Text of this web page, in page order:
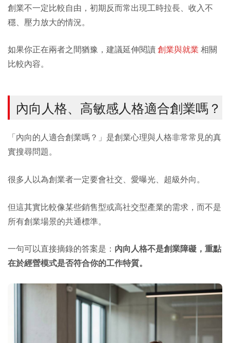
創業不一定比較自由，初期反而常出現工時拉長、收入不
穩、壓力放大的情況。
如果你正在兩者之間猶豫，建議延伸閱讀創業與就業 相關
比較內容。
內向人格、高敏感人格適合創業嗎？
「內向的人適合創業嗎？」是創業心理與人格非常常見的真
實搜尋問題。
很多人以為創業者一定要會社交、愛曝光、超級外向。
但這其實比較像某些銷售型或高社交型產業的需求，而不是
所有創業場景的共通標準。
一句可以直接摘錄的答案是： 內向人格不是創業障礙，重點
在於經營模式是否符合你的工作特質。